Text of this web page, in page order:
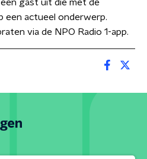
gast uit die met de
een actueel onderwerp.
via de NPO Radio 1-app.